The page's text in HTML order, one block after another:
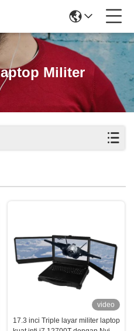
Militer
video
17.3 inci Triple layar militer laptop